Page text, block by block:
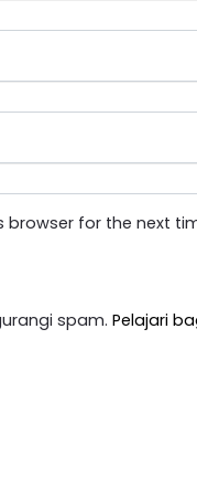
browser for the next
spam. Pelajari